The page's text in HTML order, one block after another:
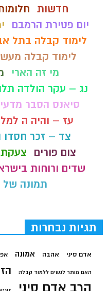
חדשות
יום פטירת הרמבם
לימוד קבלה בתל
לימוד קבלה
מי זה הארי
נג – עקר הולדה
סיאנס הסבר מדעי
עז – והיה ה
צד – זכר חסדו
צום פורים
שדים ורוחות
תמונה
תגיות נבחרות
אדם סיני אהבה אמונה
האם מותר לנשים ללמוד קבלה